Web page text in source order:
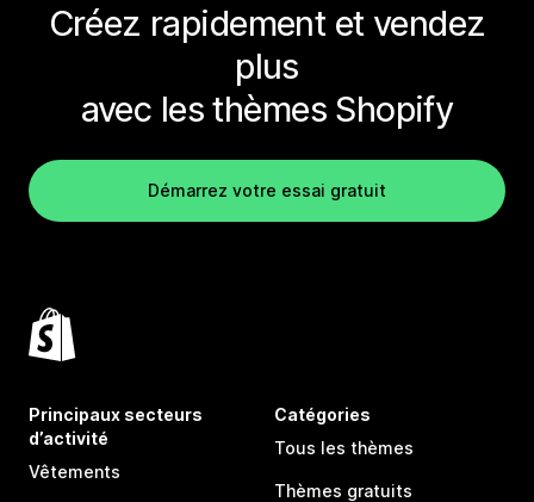
Créez rapidement et vendez
plus
avec les thèmes Shopify
Démarrez votre essai gratuit
Principaux secteurs
d’activité
Vêtements
Catégories
Tous les thèmes
Thèmes gratuits